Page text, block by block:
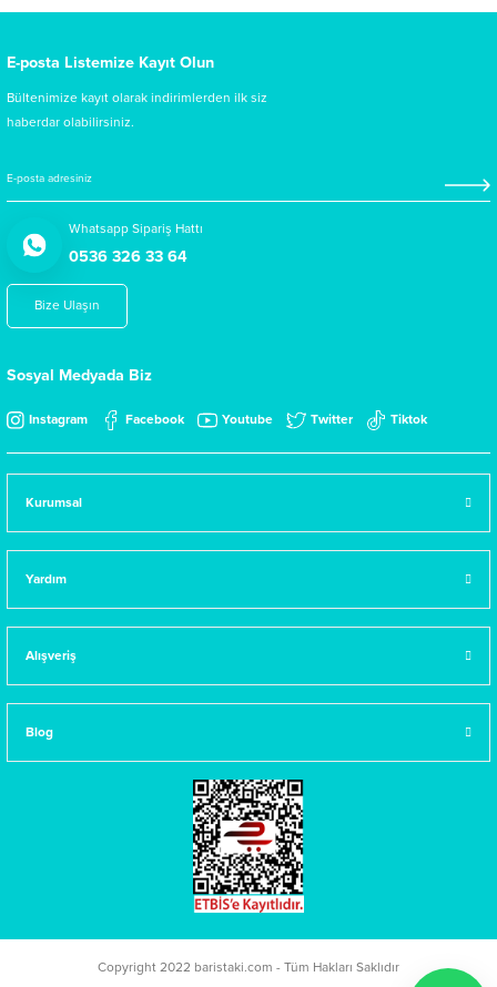
E-posta Listemize Kayıt Olun
Bültenimize kayıt olarak indirimlerden ilk siz
haberdar olabilirsiniz.
Whatsapp Sipariş Hattı
0536 326 33 64
Bize Ulaşın
Sosyal Medyada Biz
Instagram Facebook Youtube Twitter Tiktok
Kurumsal
Yardım
Alışveriş
Blog
Copyright 2022 baristaki.com - Tüm Hakları Saklıdır